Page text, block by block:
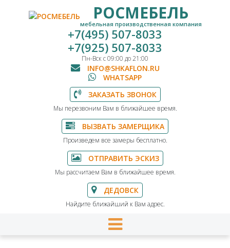
РОСМЕБЕЛЬ
мебельная производственная компания
+7(495) 507-8033
+7(925) 507-8033
Пн-Вск с 09:00 до 21:00
INFO@SHKAFLON.RU
WHATSAPP
ЗАКАЗАТЬ ЗВОНОК
Мы перезвоним Вам в ближайшее время.
ВЫЗВАТЬ ЗАМЕРЩИКА
Произведем все замеры бесплатно.
ОТПРАВИТЬ ЭСКИЗ
Мы рассчитаем Вам в ближайшее время.
ДЕДОВСК
Найдите ближайший к Вам адрес.